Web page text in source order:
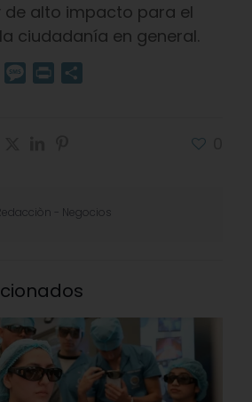
de alto impacto para el
ciudadanía en general.
Email Message
Print
- Negocios